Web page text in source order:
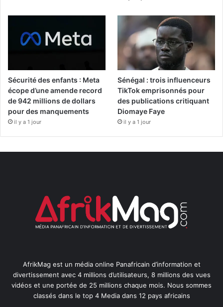
Sécurité des enfants : Meta
écope d’une amende record
de 942 millions de dollars
pour des manquements
il y a 1 jour
Sénégal : trois influenceurs
TikTok emprisonnés pour
des publications critiquant
Diomaye Faye
il y a 1 jour
AfrikMag est un média online Panafricain d’information et
divertissement avec 4 millions d’utilisateurs, 8 millions des vues
vidéos et une portée de 25 millions chaque mois. Nous sommes
classés dans le top 4 Media dans 12 pays africains